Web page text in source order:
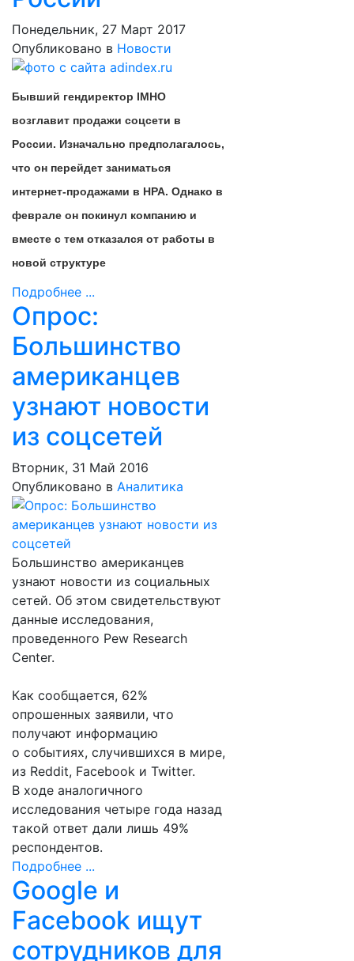
Понедельник, 27 Март 2017
Опубликовано в Новости
Бывший гендиректор IMHO
возглавит продажи соцсети в
России. Изначально предполагалось,
что он перейдет заниматься
интернет-продажами в НРА. Однако в
феврале он покинул компанию и
вместе с тем отказался от работы в
новой структуре
Подробнее ...
Опрос:
Большинство
американцев
узнают новости
из соцсетей
Вторник, 31 Май 2016
Опубликовано в Аналитика
Большинство американцев
узнают новости из социальных
сетей. Об этом свидетельствуют
данные исследования,
проведенного Pew Research
Center.
Как сообщается, 62%
опрошенных заявили, что
получают информацию
о событиях, случившихся в мире,
из Reddit, Facebook и Twitter.
В ходе аналогичного
исследования четыре года назад
такой ответ дали лишь 49%
респондентов.
Подробнее ...
Google и
Facebook ищут
сотрудников для